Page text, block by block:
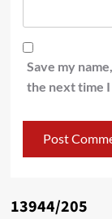
Save my
the next time I
13944/205